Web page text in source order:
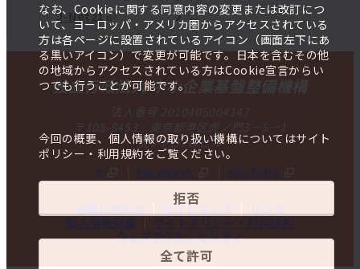
なお、Cookieに関する同意内容の変更または改訂につ
いて、ヨーロッパ・アメリカ圏からアクセスされている
方は各ページに設置されているアイコン（画面左下にあ
る黒いアイコン）で変更が可能です。日本を含むその他
の地域からアクセスされている方はCookie宣言からい
つでも行うことが可能です。
今回の概要、個人情報の取り扱い機構についてはサイト
ポリシー・利用規約をご覧ください。
拒否
全て許可
J-Net21
独立行政法人 中小企業基盤整備機構
法人番号 2010405004147
〒105-8453 東京都港区虎ノ門3－5－1
虎ノ門37森ビル
X
Facebook YouTube
お問い合わせ サイトマップ
リンク
個人情報保護
サイトポリシー・利用規約
ウェブアクセシビリティ